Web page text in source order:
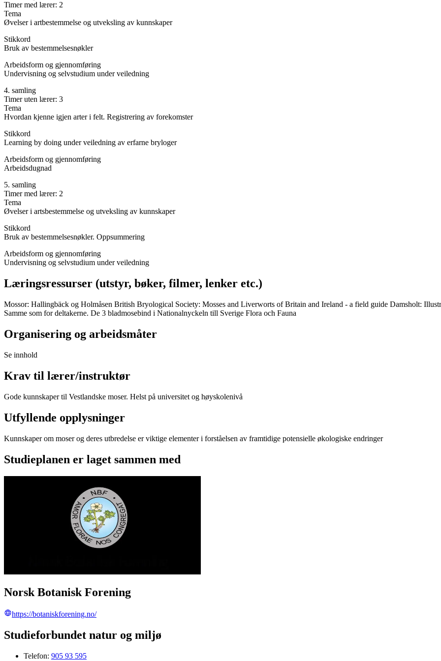
Timer med lærer: 2
Tema
Øvelser i artbestemmelse og utveksling av kunnskaper
Stikkord
Bruk av bestemmelsesnøkler
Arbeidsform og gjennomføring
Undervisning og selvstudium under veiledning
4. samling
Timer uten lærer: 3
Tema
Hvordan kjenne igjen arter i felt. Registrering av forekomster
Stikkord
Learning by doing under veiledning av erfarne bryloger
Arbeidsform og gjennomføring
Arbeidsdugnad
5. samling
Timer med lærer: 2
Tema
Øvelser i artsbestemmelse og utveksling av kunnskaper
Stikkord
Bruk av bestemmelsesnøkler. Oppsummering
Arbeidsform og gjennomføring
Undervisning og selvstudium under veiledning
Læringsressurser (utstyr, bøker, filmer, lenker etc.)
Mossor: Hallingbäck og Holmåsen British Bryological Society: Mosses and Liverworts of Britain and Ireland - a field guide Damsholt:
Samme som for deltakerne. De 3 bladmosebind i Nationalnyckeln till Sverige Flora och Fauna
Organisering og arbeidsmåter
Se innhold
Krav til lærer/instruktør
Gode kunnskaper til Vestlandske moser. Helst på universitet og høyskolenivå
Utfyllende opplysninger
Kunnskaper om moser og deres utbredelse er viktige elementer i forståelsen av framtidige potensielle økologiske endringer
Studieplanen er laget sammen med
Norsk Botanisk Forening
https://botaniskforening.no/
Studieforbundet natur og miljø
Telefon: 905 93 595